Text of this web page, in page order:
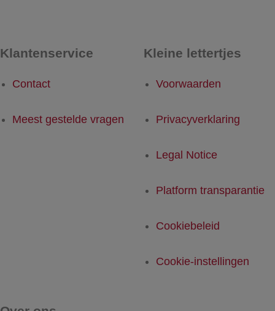
Klantenservice
Contact
Meest gestelde vragen
Kleine lettertjes
Voorwaarden
Privacyverklaring
Legal Notice
Platform transparantie
Cookiebeleid
Cookie-instellingen